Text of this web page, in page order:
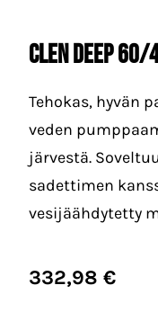
CLEN DEEP 60/
Tehokas, hyvän
veden
järvestä.
sadettimen
vesijäähdytetty
332,98 €